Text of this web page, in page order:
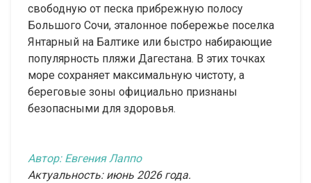
свободную от песка прибрежную полосу
Большого Сочи, эталонное побережье поселка
Янтарный на Балтике или быстро набирающие
популярность пляжи Дагестана. В этих точках
море сохраняет максимальную чистоту, а
береговые зоны официально признаны
безопасными для здоровья.
Автор: Евгения Лаппо
Актуальность: июнь 2026 года.